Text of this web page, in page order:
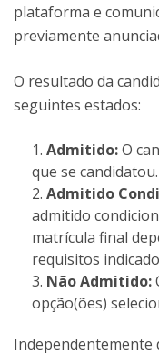
plataforma e
previamente
O resultado da
seguintes estados:
Admitido:O
que se candidatou.
Admitido
admitido
matrícula final
requisitos
Não Admitido:
opção(ões)
Independentemente